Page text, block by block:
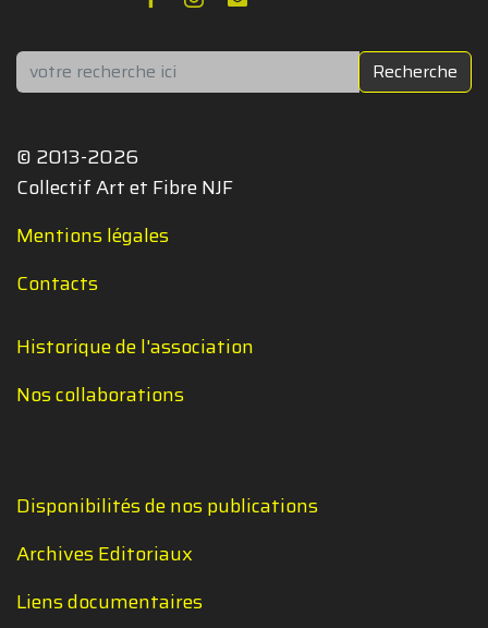
Rechercher Recherche
© 2013-2026
Collectif Art et Fibre NJF
Mentions légales
Contacts
Historique de l'association
Nos collaborations
Disponibilités de nos publications
Archives Editoriaux
Liens documentaires